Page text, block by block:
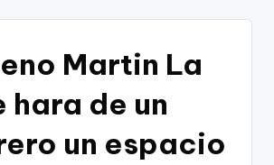
Martin La
hara de un
un espacio